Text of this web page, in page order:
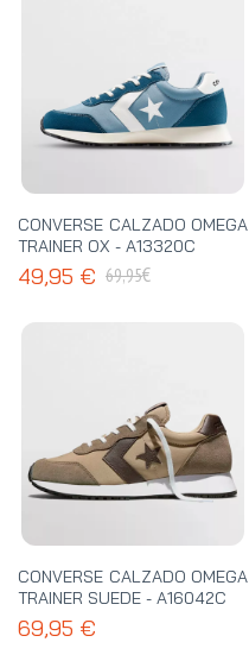
CONVERSE CALZADO OMEGA
TRAINER OX - A13320C
49,95 € 69,95€
CONVERSE CALZADO OMEGA
TRAINER SUEDE - A16042C
69,95 €